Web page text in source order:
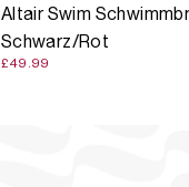
Altair Swim
Schwarz/Rot
£49.99